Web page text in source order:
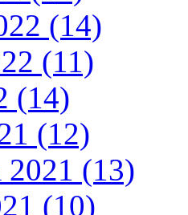
(14)
(11)
(14)
(12)
2021 (13)
(10)